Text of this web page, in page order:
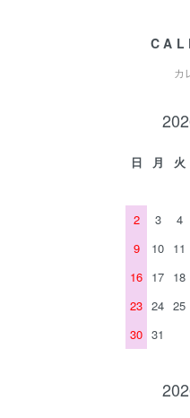
カ
日 月 火
2
3 4
9
10 11
16 17 18
23 24 25
30 31